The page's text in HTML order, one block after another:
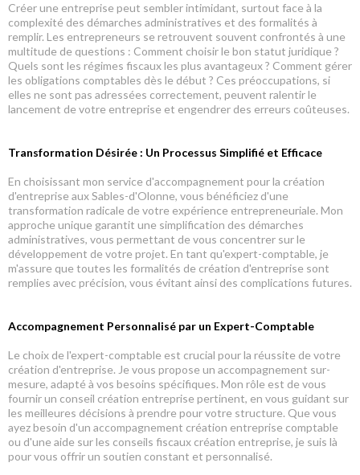
Créer une entreprise peut sembler intimidant, surtout face à la
complexité des démarches administratives et des formalités à
remplir. Les entrepreneurs se retrouvent souvent confrontés à une
multitude de questions : Comment choisir le bon statut juridique ?
Quels sont les régimes fiscaux les plus avantageux ? Comment gérer
les obligations comptables dès le début ? Ces préoccupations, si
elles ne sont pas adressées correctement, peuvent ralentir le
lancement de votre entreprise et engendrer des erreurs coûteuses.
Transformation Désirée : Un Processus Simplifié et Efficace
En choisissant mon service d'accompagnement pour la création
d'entreprise aux Sables-d'Olonne, vous bénéficiez d'une
transformation radicale de votre expérience entrepreneuriale. Mon
approche unique garantit une simplification des démarches
administratives, vous permettant de vous concentrer sur le
développement de votre projet. En tant qu'expert-comptable, je
m'assure que toutes les formalités de création d'entreprise sont
remplies avec précision, vous évitant ainsi des complications futures.
Accompagnement Personnalisé par un Expert-Comptable
Le choix de l'expert-comptable est crucial pour la réussite de votre
création d'entreprise. Je vous propose un accompagnement sur-
mesure, adapté à vos besoins spécifiques. Mon rôle est de vous
fournir un conseil création entreprise pertinent, en vous guidant sur
les meilleures décisions à prendre pour votre structure. Que vous
ayez besoin d'un accompagnement création entreprise comptable
ou d'une aide sur les conseils fiscaux création entreprise, je suis là
pour vous offrir un soutien constant et personnalisé.